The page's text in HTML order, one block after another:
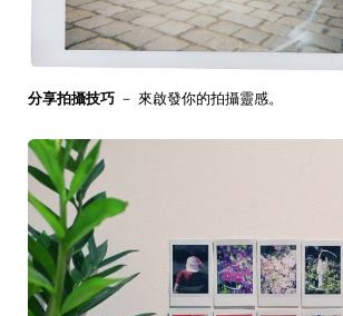
分享拍攝技巧 － 來啟發你的拍攝靈感。